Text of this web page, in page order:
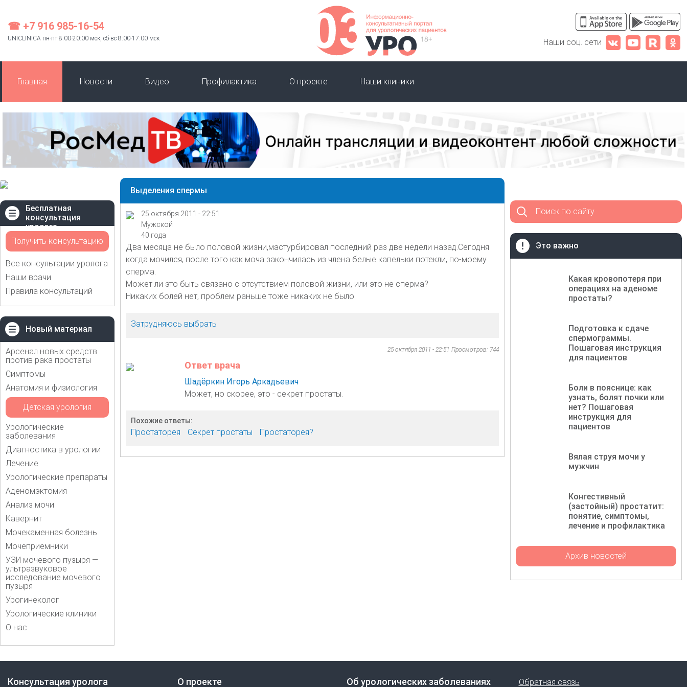
☎ +7 916 985-16-54
UNICLINICA пн-пт 8:00-20:00 мск, сб-вс 8:00-17:00 мск Наши соц. сети
Главная Новости Видео Профилактика О проекте Наши клиники
Бесплатная
консультация
уролога
Получить консультацию
Все консультации уролога
Наши врачи
Правила консультаций
Новый материал
Арсенал новых средств
против рака простаты
Симптомы
Анатомия и физиология
Детская урология
Урологические
заболевания
Диагностика в урологии
Лечение
Урологические препараты
Аденомэктомия
Анализ мочи
Кавернит
Мочекаменная болезнь
Мочеприемники
УЗИ мочевого пузыря —
ультразвуковое
исследование мочевого
пузыря
Урогинеколог
Урологические клиники
О нас
Выделения спермы
25 октября 2011 - 22:51
Мужской
40 года
Два месяца не было половой жизни,мастурбировал последний раз две недели назад.Сегодня
когда мочился, после того как моча закончилась из члена белые капельки потекли, по-моему
сперма.
Может ли это быть связано с отсутствием половой жизни, или это не сперма?
Никаких болей нет, проблем раньше тоже никаких не было.
Затрудняюсь выбрать
25 октября 2011 - 22:51 Просмотров: 744
Ответ врача
Шадёркин Игорь Аркадьевич
Может, но скорее, это - секрет простаты.
Похожие ответы:
Простаторея Секрет простаты Простаторея?
Поиск по сайту
Это важно
Какая кровопотеря при
операциях на аденоме
простаты?
Подготовка к сдаче
спермограммы.
Пошаговая инструкция
для пациентов
Боли в пояснице: как
узнать, болят почки или
нет? Пошаговая
инструкция для
пациентов
Вялая струя мочи у
мужчин
Конгестивный
(застойный) простатит:
понятие, симптомы,
лечение и профилактика
Архив новостей
Консультация уролога О проекте Об урологических заболеваниях Обратная связь